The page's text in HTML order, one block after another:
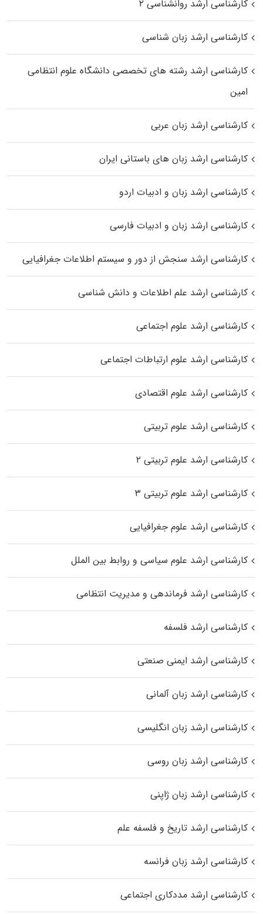
کارشناسی ارشد روانشناسی ۲
کارشناسی ارشد زبان شناسی
کارشناسی ارشد رﺷﺘﻪ ﻫﺎی تخصصی داﻧﺸﮕﺎه ﻋﻠﻮم انتظامی
اﻣﻴﻦ
کارشناسی ارشد زبان عربی
کارشناسی ارشد زبان‌ های باستانی ایران
کارشناسی ارشد زبان و ادبیات اردو
کارشناسی ارشد زبان و ادبیات فارسی
کارشناسی ارشد سنجش از دور و سیستم اطلاعات جغرافیایی
کارشناسی ارشد علم اطلاعات و دانش شناسی
کارشناسی ارشد علوم اجتماعی
کارشناسی ارشد علوم ارتباطات اجتماعی
کارشناسی ارشد علوم اقتصادی
کارشناسی ارشد علوم تربیتی
کارشناسی ارشد علوم تربیتی ۲
کارشناسی ارشد علوم تربیتی ۳
کارشناسی ارشد علوم جغرافیایی
کارشناسی ارشد علوم سیاسی و روابط بین الملل
کارشناسی ارشد فرماندهی و مدیریت انتظامی
کارشناسی ارشد فلسفه
کارشناسی ارشد ایمنی صنعتی
کارشناسی ارشد زبان آلمانی
کارشناسی ارشد زبان انگلیسی
کارشناسی ارشد زبان روسی
کارشناسی ارشد زبان ژاپنی
کارشناسی ارشد تاریخ و فلسفه علم
کارشناسی ارشد زبان فرانسه
کارشناسی ارشد مددکاری اجتماعی